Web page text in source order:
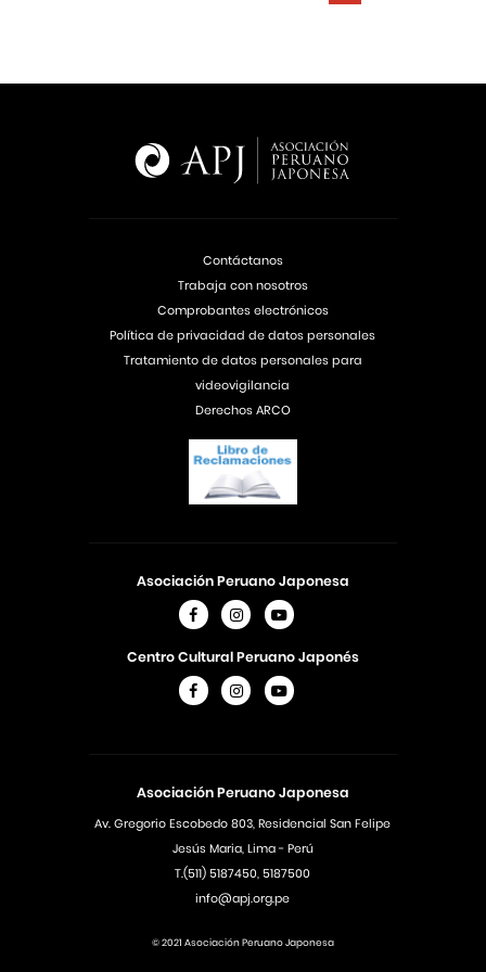
Asociación Peruano Japonesa
Av. Gregorio Escobedo 803, Residencial San Felipe
Jesús Maria, Lima - Perú
T.(511) 5187450, 5187500
info@apj.org.pe
Asociación Peruano Japonesa
Centro Cultural Peruano Japonés
Contáctanos
Trabaja con nosotros
Comprobantes electrónicos
Política de privacidad de datos personales
Tratamiento de datos personales para
videovigilancia
Derechos ARCO
© 2021 Asociación Peruano Japonesa